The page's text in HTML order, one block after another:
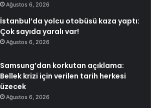
Ağustos 6, 2026
İstanbul’da yolcu otobüsü kaza yaptı:
Çok sayıda yaralı var!
Ağustos 6, 2026
Samsung’dan korkutan açıklama:
Bellek krizi için verilen tarih herkesi
üzecek
Ağustos 6, 2026